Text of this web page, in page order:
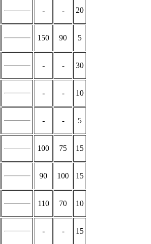
- - 20
150 90 5
- - 30
- - 10
- - 5
100 75 15
90 100 15
110 70 10
- - 15